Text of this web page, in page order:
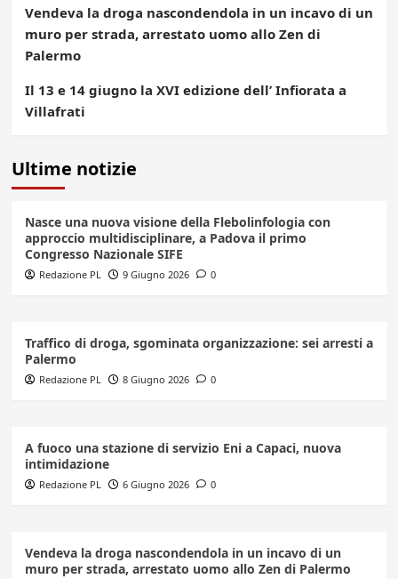
Vendeva la droga nascondendola in un incavo di un
muro per strada, arrestato uomo allo Zen di
Palermo
Il 13 e 14 giugno la XVI edizione dell’ Infiorata a
Villafrati
Ultime notizie
Nasce una nuova visione della Flebolinfologia con
approccio multidisciplinare, a Padova il primo
Congresso Nazionale SIFE
Redazione PL 9 Giugno 2026 0
Traffico di droga, sgominata organizzazione: sei arresti a
Palermo
Redazione PL 8 Giugno 2026 0
A fuoco una stazione di servizio Eni a Capaci, nuova
intimidazione
Redazione PL 6 Giugno 2026 0
Vendeva la droga nascondendola in un incavo di un
muro per strada, arrestato uomo allo Zen di Palermo